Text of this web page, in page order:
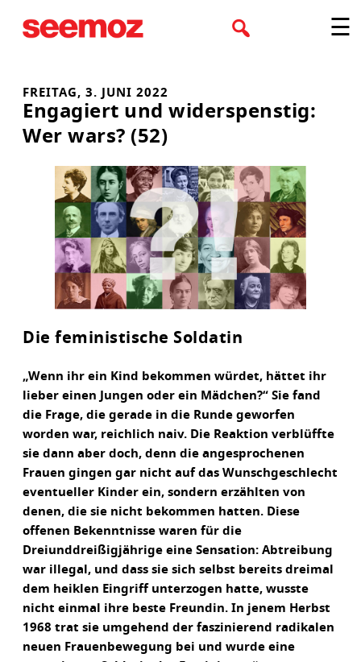
Inhalt
☰
FREITAG, 3. JUNI 2022
Engagiert und widerspenstig:
Wer wars? (52)
Die feministische Soldatin
„Wenn ihr ein Kind bekommen würdet, hättet ihr
lieber einen Jungen oder ein Mädchen?“ Sie fand
die Frage, die gerade in die Runde geworfen
worden war, reichlich naiv. Die Reaktion verblüffte
sie dann aber doch, denn die angesprochenen
Frauen gingen gar nicht auf das Wunschgeschlecht
eventueller Kinder ein, sondern erzählten von
denen, die sie nicht bekommen hatten. Diese
offenen Bekenntnisse waren für die
Dreiunddreißigjährige eine Sensation: Abtreibung
war illegal, und dass sie sich selbst bereits dreimal
dem heiklen Eingriff unterzogen hatte, wusste
nicht einmal ihre beste Freundin. In jenem Herbst
1968 trat sie umgehend der faszinierend radikalen
neuen Frauenbewegung bei und wurde eine